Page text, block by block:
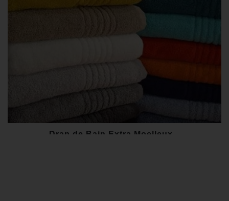
Drap de Bain Extra Moelleux...